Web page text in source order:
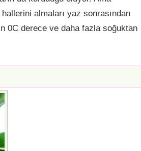
almaları yaz sonrasından
0C derece ve daha fazla soğuktan